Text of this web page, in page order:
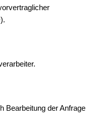
Bearbeitung der Anfrage